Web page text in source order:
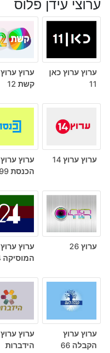
ערוצי עידן פלוס
ערוץ ערוץ כאן
11
ערוץ ערוץ
קשת 12
ערוץ ערוץ 14
ערוץ ערוץ
הכנסת 99
ערוץ 26
ערוץ ערוץ
המוסיקה 24
ערוץ ערוץ
הקבלה 66
ערוץ ערוץ
הידברות